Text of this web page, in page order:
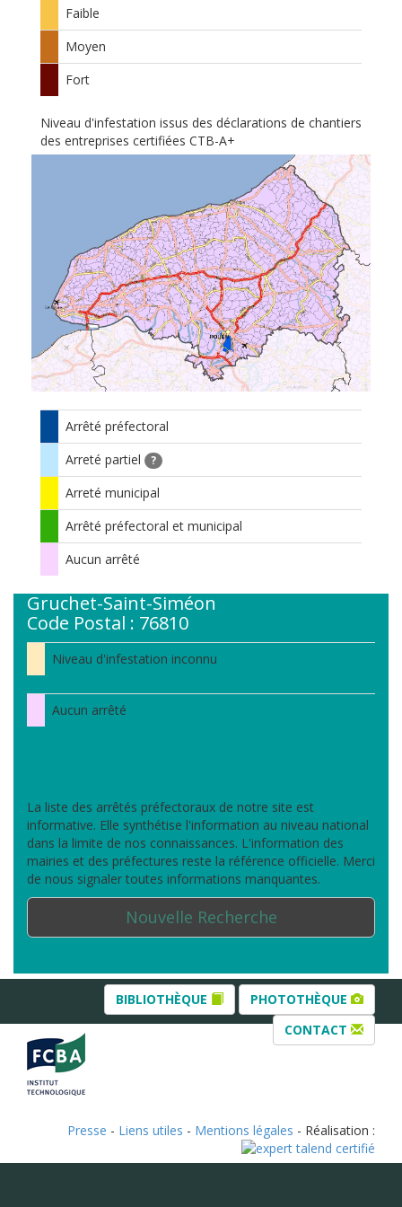
Faible
Moyen
Fort
Niveau d'infestation issus des déclarations de chantiers
des entreprises certifiées CTB-A+
Arrêté préfectoral
Arreté partiel
?
Arreté municipal
Arrêté préfectoral et municipal
Aucun arrêté
Gruchet-Saint-Siméon
Code Postal : 76810
Niveau d'infestation inconnu
Aucun arrêté
La liste des arrêtés préfectoraux de notre site est
informative. Elle synthétise l'information au niveau national
dans la limite de nos connaissances. L'information des
mairies et des préfectures reste la référence officielle. Merci
de nous signaler toutes informations manquantes.
Nouvelle Recherche
BIBLIOTHÈQUE
PHOTOTHÈQUE
CONTACT
Presse - Liens utiles - Mentions légales - Réalisation :